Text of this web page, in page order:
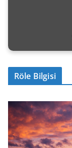
Röle Bilgisi